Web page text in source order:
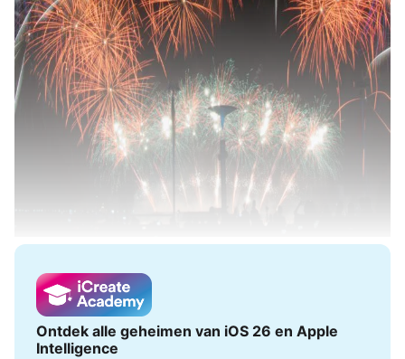
Ontdek alle geheimen van iOS 26 en Apple
Intelligence